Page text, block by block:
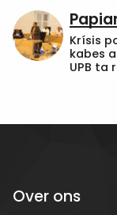
Krísis
kabes
UPB ta
Over ons